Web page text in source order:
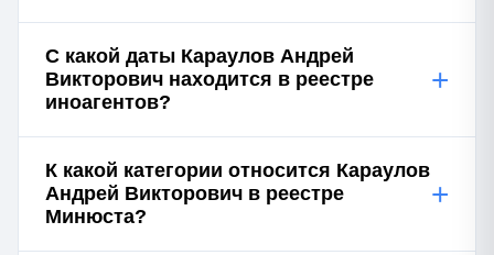
С какой даты Караулов Андрей
Викторович находится в реестре
иноагентов?
+
К какой категории относится Караулов
Андрей Викторович в реестре
Минюста?
+